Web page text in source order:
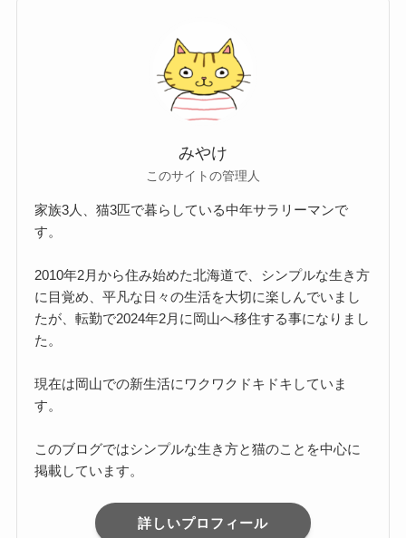
みやけ
このサイトの管理人
家族3人、猫3匹で暮らしている中年サラリーマンで
す。
2010年2月から住み始めた北海道で、シンプルな生き方
に目覚め、平凡な日々の生活を大切に楽しんでいまし
たが、転勤で2024年2月に岡山へ移住する事になりまし
た。
現在は岡山での新生活にワクワクドキドキしていま
す。
このブログではシンプルな生き方と猫のことを中心に
掲載しています。
詳しいプロフィール